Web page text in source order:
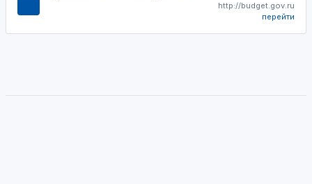
http://budget.gov.ru
перейти